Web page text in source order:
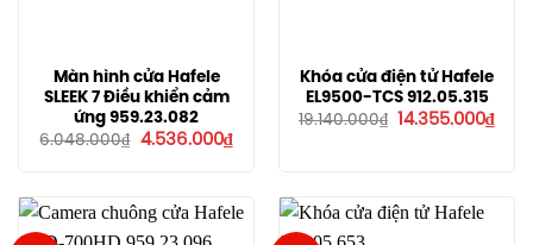
Màn hình cửa Hafele
SLEEK 7 Điều khiển cảm
ứng 959.23.082
6.048.000₫
Giá
4.536.000₫Giá
4.536.000₫.
Khóa cửa điện tử Hafele
EL9500-TCS 912.05.315
19.140.000₫ Giá
14.355.000₫Giá